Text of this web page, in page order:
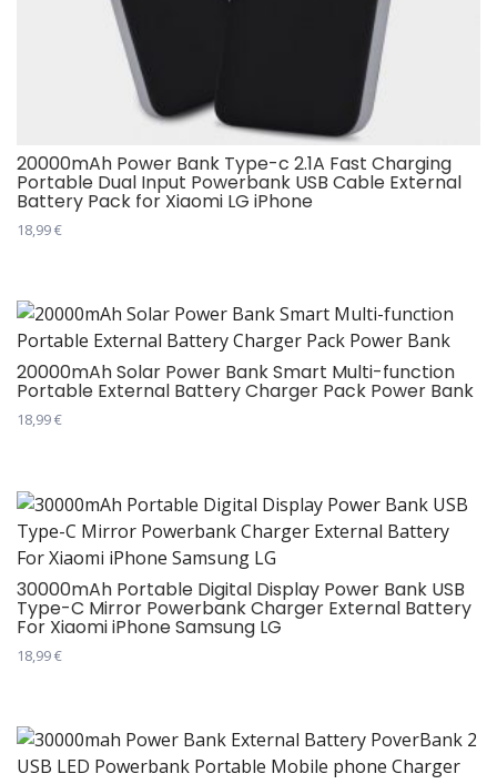
20000mAh Power Bank Type-c 2.1A Fast Charging
Portable Dual Input Powerbank USB Cable External
Battery Pack for Xiaomi LG iPhone
18,99€
има
више
варијанти.
Опције
могу
на
страници
производа.
20000mAh Solar Power Bank Smart Multi-function
Portable External Battery Charger Pack Power Bank
18,99€
има
више
варијанти.
Опције
могу
бити
изабране
производа.
30000mAh Portable Digital Display Power Bank USB
Type-C Mirror Powerbank Charger External Battery
For Xiaomi iPhone Samsung LG
18,99€
има
више